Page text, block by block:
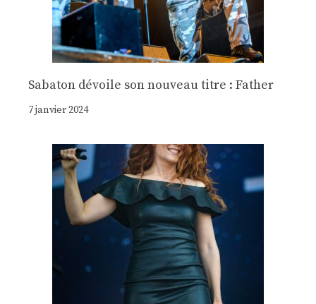
Sabaton dévoile son nouveau titre : Father
7 janvier 2024